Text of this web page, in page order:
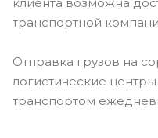
транспортной
Отправка грузов на
логистические
транспортом